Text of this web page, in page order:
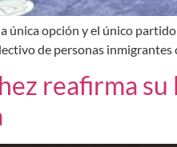
única opción y el único
de personas
reafirma